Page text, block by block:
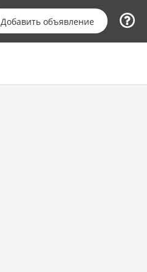
Добавить объявление